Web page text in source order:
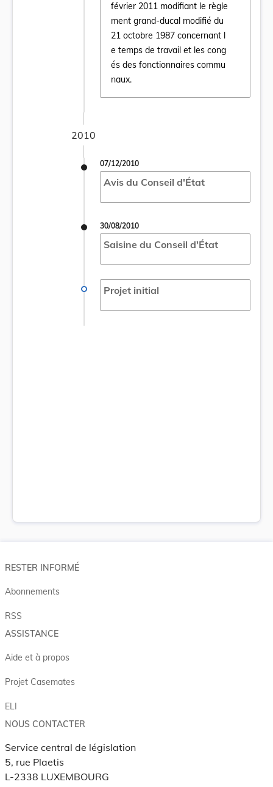
février 2011 modifiant le règle
ment grand-ducal modifié du
21 octobre 1987 concernant l
e temps de travail et les cong
és des fonctionnaires commu
naux.
Ouvrir le document Règlement grand-
2010
07/12/2010
Avis du Conseil d'État
30/08/2010
Saisine du Conseil d'État
Projet initial
RESTER INFORMÉ
Abonnements
RSS
ASSISTANCE
Aide et à propos
Projet Casemates
ELI
NOUS CONTACTER
Service central de législation
5, rue Plaetis
L-2338 LUXEMBOURG